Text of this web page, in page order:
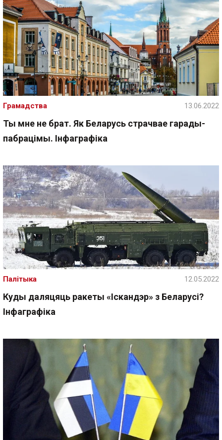
Ты мне не брат. Як Беларусь страчвае гарады-
пабрацімы. Інфаграфіка
Грамадства 13.06.2022
Куды даляцяць ракеты «Іскандэр» з Беларусі?
Інфаграфіка
Палітыка 12.05.2022